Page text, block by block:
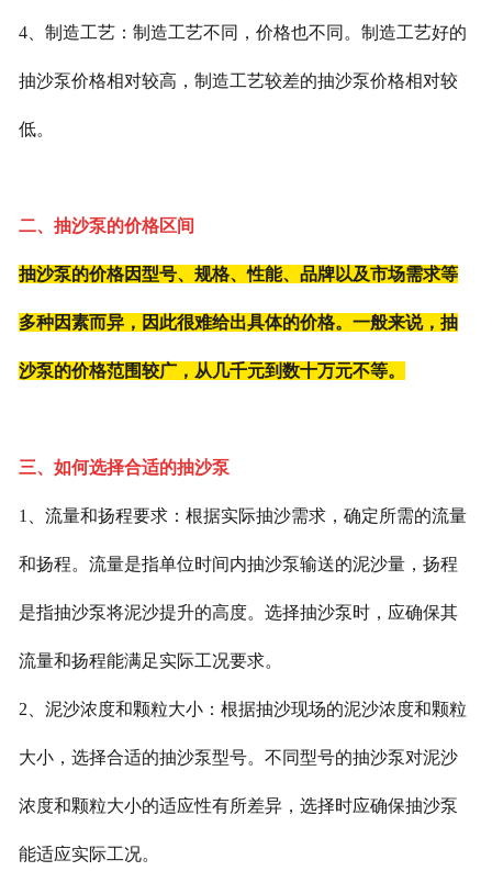
4、制造工艺：制造工艺不同，价格也不同。制造工艺好的
抽沙泵价格相对较高，制造工艺较差的抽沙泵价格相对较
低。
二、抽沙泵的价格区间
抽沙泵的价格因型号、规格、性能、品牌以及市场需求等
多种因素而异，因此很难给出具体的价格。一般来说，抽
沙泵的价格范围较广，从几千元到数十万元不等。
三、如何选择合适的抽沙泵
1、流量和扬程要求：根据实际抽沙需求，确定所需的流量
和扬程。流量是指单位时间内抽沙泵输送的泥沙量，扬程
是指抽沙泵将泥沙提升的高度。选择抽沙泵时，应确保其
流量和扬程能满足实际工况要求。
2、泥沙浓度和颗粒大小：根据抽沙现场的泥沙浓度和颗粒
大小，选择合适的抽沙泵型号。不同型号的抽沙泵对泥沙
浓度和颗粒大小的适应性有所差异，选择时应确保抽沙泵
能适应实际工况。